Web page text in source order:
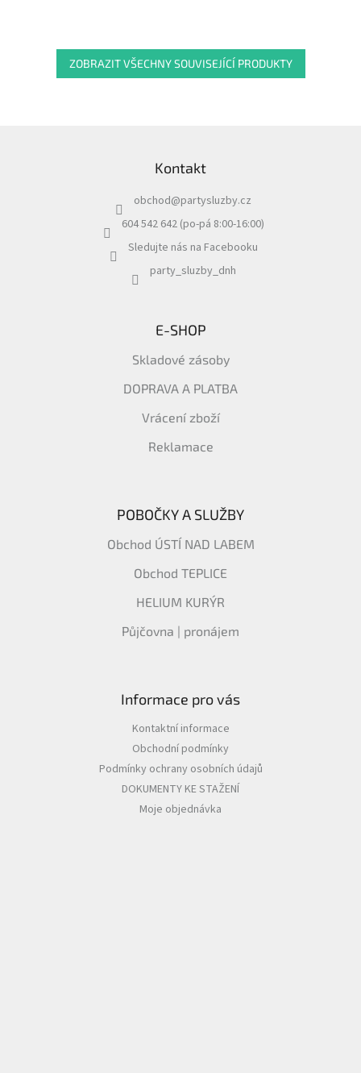
ZOBRAZIT VŠECHNY SOUVISEJÍCÍ PRODUKTY
Kontakt
obchod@partysluzby.cz
604 542 642 (po-pá 8:00-16:00)
Sledujte nás na Facebooku
party_sluzby_dnh
E-SHOP
Skladové zásoby
DOPRAVA A PLATBA
Vrácení zboží
Reklamace
POBOČKY A SLUŽBY
Obchod ÚSTÍ NAD LABEM
Obchod TEPLICE
HELIUM KURÝR
Půjčovna | pronájem
Informace pro vás
Kontaktní informace
Obchodní podmínky
Podmínky ochrany osobních údajů
DOKUMENTY KE STAŽENÍ
Moje objednávka